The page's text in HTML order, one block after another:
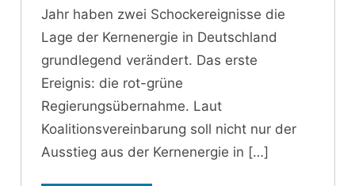
Jahr haben zwei Schockereignisse die
Lage der Kernenergie in Deutschland
grundlegend verändert. Das erste
Ereignis: die rot-grüne
Regierungsübernahme. Laut
Koalitionsvereinbarung soll nicht nur der
Ausstieg aus der Kernenergie in